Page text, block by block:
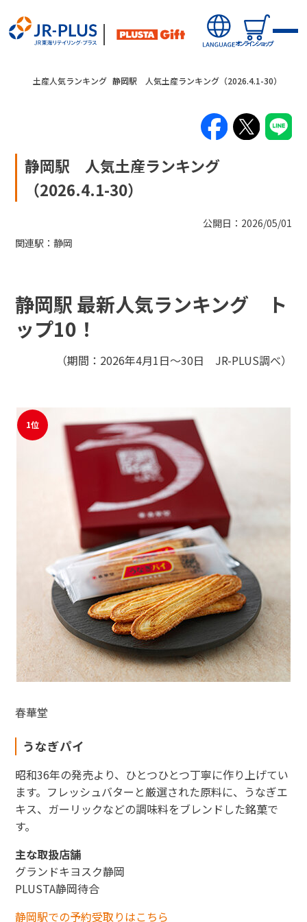
オンラインショップ
新商品
モバイルオーダーサービス
お問い合わせ・FAQ
JR東海MARKET
楽天市場
auPayマーケット
特産品や名産品たちを産地からみなさまのもとへお届けするサ
イトです。
JR東海MARKET
楽天市場
auPayマーケット
東海新幹線の駅店舗で駅弁が受取れる駅弁予約サイトです。
土産人気ランキング 静岡駅 人気土産ランキング（2026.4.1-30）
静岡駅 人気土産ランキング
（2026.4.1-30）
関連駅：静岡
公開日：2026/05/01
静岡駅 最新人気ランキング ト
ップ10！
（期間：2026年4月1日～30日 JR-PLUS調べ）
1位
春華堂
うなぎパイ
昭和36年の発売より、ひとつひとつ丁寧に作り上げてい
ます。フレッシュバターと厳選された原料に、うなぎエ
キス、ガーリックなどの調味料をブレンドした銘菓で
す。
主な取扱店舗
グランドキヨスク静岡
PLUSTA静岡待合
静岡駅での予約受取りはこちら